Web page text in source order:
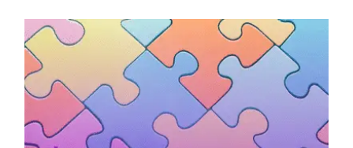
“30 jours pour trouver ma voie et vivre
mes rêves” : le guide d’Isabelle Servant
pour aider les jeunes à se réaliser